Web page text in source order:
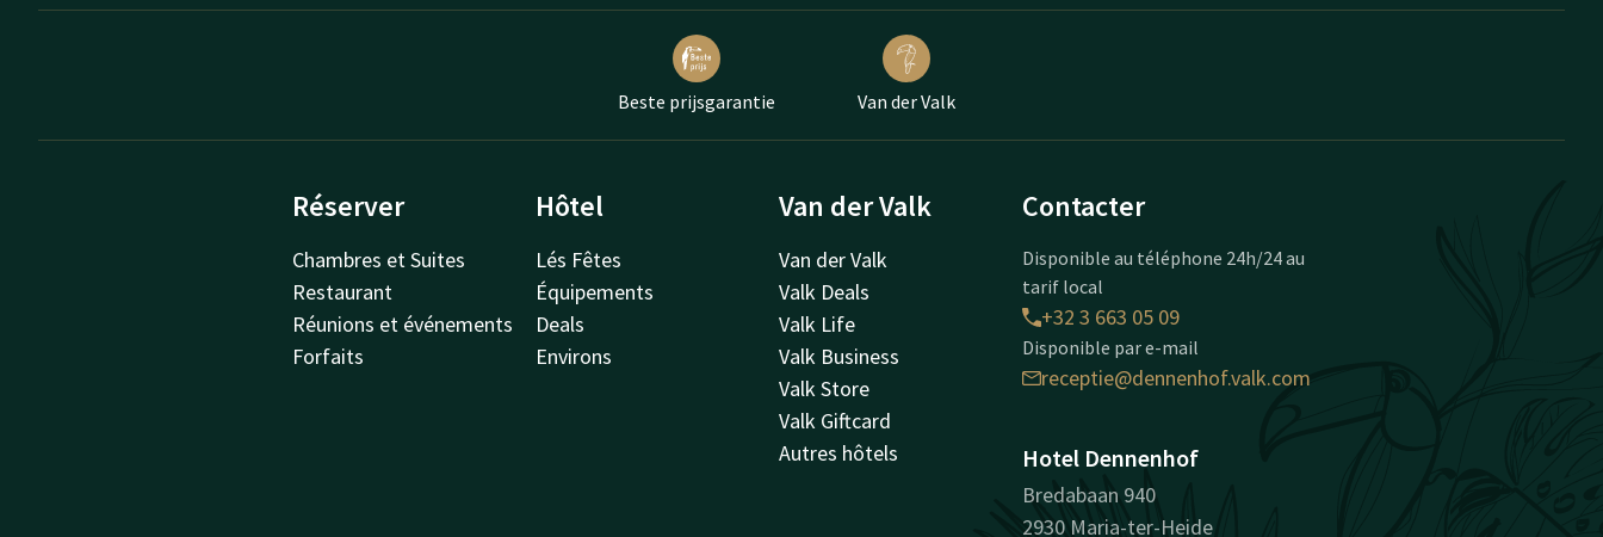
Beste prijsgarantie Van der Valk
Réserver
Chambres et Suites
Restaurant
Réunions et événements
Forfaits
Hôtel
Lés Fêtes
Équipements
Deals
Environs
Van der Valk
Van der Valk
Valk Deals
Valk Life
Valk Business
Valk Store
Valk Giftcard
Autres hôtels
Contacter
Disponible au téléphone 24h/24 au
tarif local
+32 3 663 05 09
Disponible par e-mail
receptie@dennenhof.valk.com
Hotel Dennenhof
Bredabaan 940
2930 Maria-ter-Heide